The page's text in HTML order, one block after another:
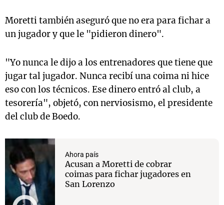
Moretti también aseguró que no era para fichar a
un jugador y que le "pidieron dinero".
"Yo nunca le dijo a los entrenadores que tiene que
jugar tal jugador. Nunca recibí una coima ni hice
eso con los técnicos. Ese dinero entró al club, a
tesorería", objetó, con nerviosismo, el presidente
del club de Boedo.
Ahora país
Acusan a Moretti de cobrar
coimas para fichar jugadores en
San Lorenzo